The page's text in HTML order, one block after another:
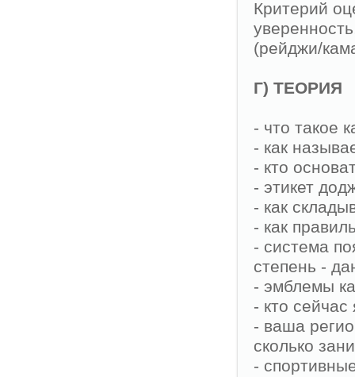
Критерий
(рейджи/
Г) ТЕОРИЯ
- что такое
- как
- кто
- этикет
- как
- как
- система
степень -
- эмблемы
- кто
- ваша
сколько
-